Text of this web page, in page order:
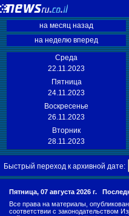
на месяц назад
на неделю вперед
Вторник
28.11.2023
Воскресенье
26.11.2023
Пятница
24.11.2023
Среда
22.11.2023
Быстрый переход к архивной дате:
Пятница, 07 августа 2026 г.
Все права на материалы,
соответствии с законодательством